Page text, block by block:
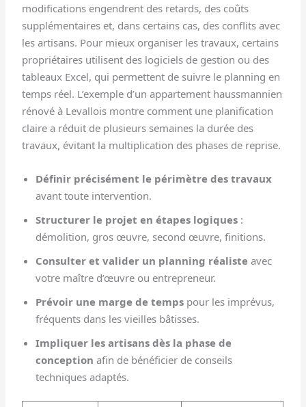
modifications engendrent des retards, des coûts
supplémentaires et, dans certains cas, des conflits avec
les artisans. Pour mieux organiser les travaux, certains
propriétaires utilisent des logiciels de gestion ou des
tableaux Excel, qui permettent de suivre le planning en
temps réel. L’exemple d’un appartement haussmannien
rénové à Levallois montre comment une planification
claire a réduit de plusieurs semaines la durée des
travaux, évitant la multiplication des phases de reprise.
Définir précisément le périmètre des travaux
avant toute intervention.
Structurer le projet en étapes logiques :
démolition, gros œuvre, second œuvre, finitions.
Consulter et valider un planning réaliste avec
votre maître d’œuvre ou entrepreneur.
Prévoir une marge de temps pour les imprévus,
fréquents dans les vieilles bâtisses.
Impliquer les artisans dès la phase de
conception afin de bénéficier de conseils
techniques adaptés.